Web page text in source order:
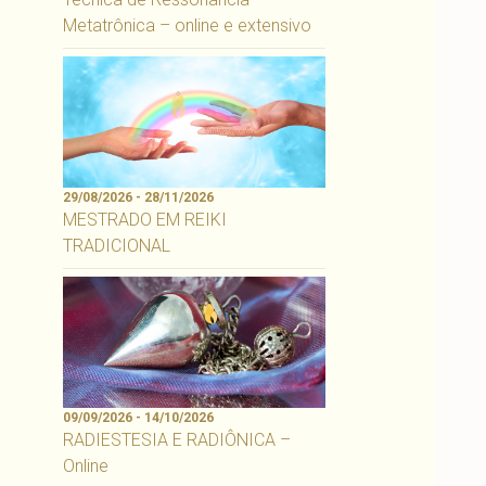
Metatrônica – online e extensivo
29/08/2026 - 28/11/2026
MESTRADO EM REIKI
TRADICIONAL
09/09/2026 - 14/10/2026
RADIESTESIA E RADIÔNICA –
Online